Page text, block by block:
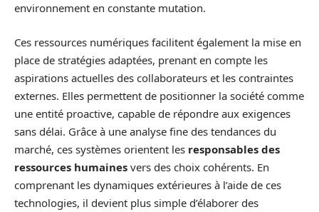
environnement en constante mutation.
Ces ressources numériques facilitent également la mise en
place de stratégies adaptées, prenant en compte les
aspirations actuelles des collaborateurs et les contraintes
externes. Elles permettent de positionner la société comme
une entité proactive, capable de répondre aux exigences
sans délai. Grâce à une analyse fine des tendances du
marché, ces systèmes orientent les responsables des
ressources humaines vers des choix cohérents. En
comprenant les dynamiques extérieures à l’aide de ces
technologies, il devient plus simple d’élaborer des